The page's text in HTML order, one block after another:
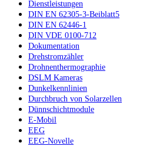
Dienstleistungen
DIN EN 62305-3-Beiblatt5
DIN EN 62446-1
DIN VDE 0100-712
Dokumentation
Drehstromzähler
Drohnenthermographie
DSLM Kameras
Dunkelkennlinien
Durchbruch von Solarzellen
Dünnschichtmodule
E-Mobil
EEG
EEG-Novelle